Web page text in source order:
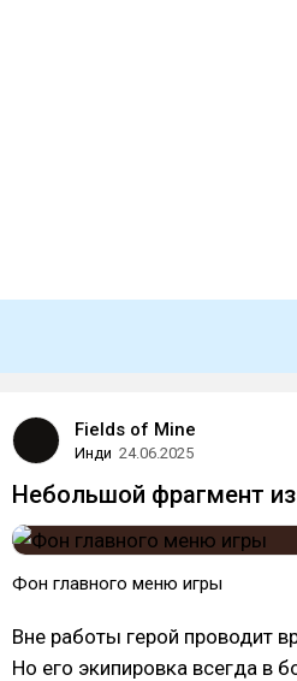
Fields of Mine
Инди 24.06.2025
Небольшой фрагмент
Фон главного меню игры
Вне работы герой проводит
Но его экипировка всегда в